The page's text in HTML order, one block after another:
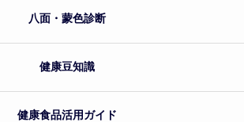
八面・蒙色診断
健康豆知識
健康食品活用ガイド